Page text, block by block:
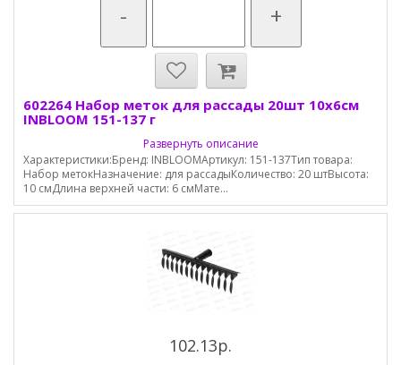
- +
602264 Набор меток для рассады 20шт 10х6см
INBLOOM 151-137 г
Развернуть описание
Характеристики:Бренд: INBLOOMАртикул: 151-137Тип товара:
Набор метокНазначение: для рассадыКоличество: 20 штВысота:
10 смДлина верхней части: 6 смМате...
102.13р.